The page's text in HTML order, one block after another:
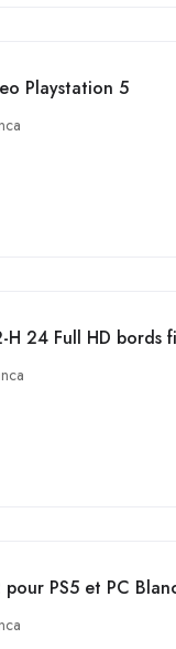
Playstation 5
24 Full HD bords
PS5 et PC